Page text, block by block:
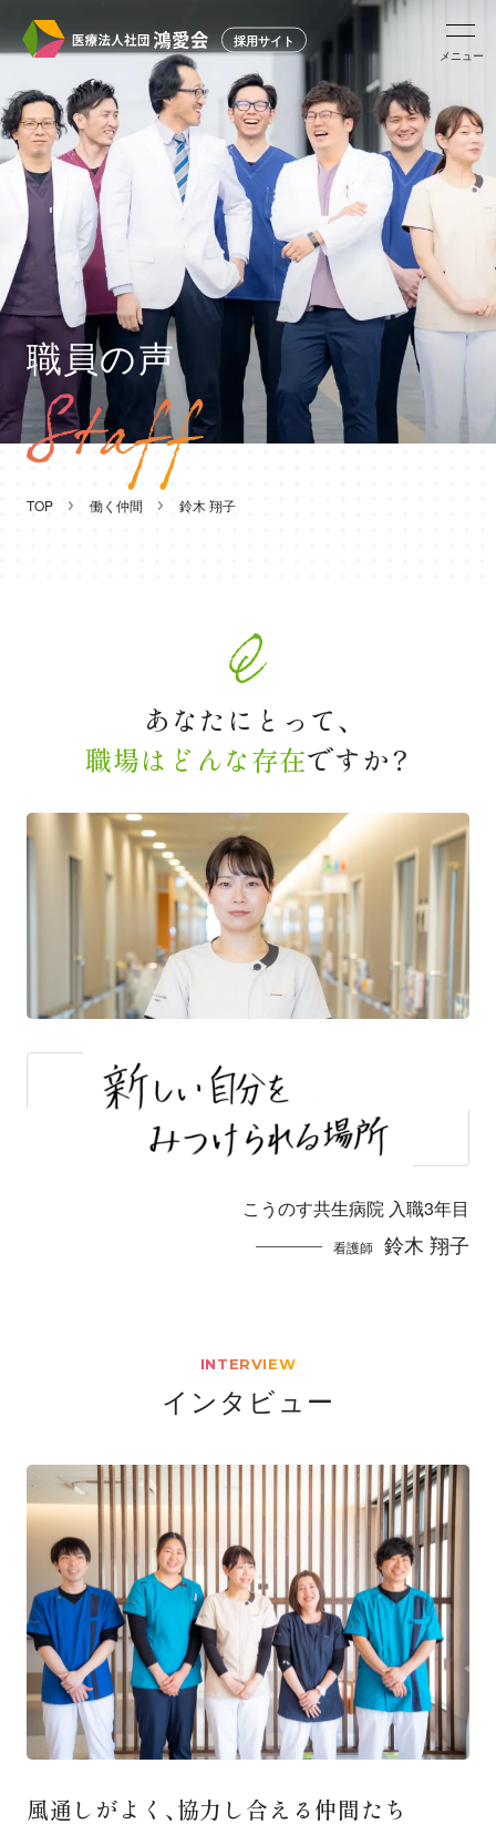
採用サイト
メニュー
職員の声
TOP 働く仲間 鈴木 翔子
あなたにとって、
職場はどんな存在ですか？
こうのす共生病院 入職3年目
看護師 鈴木 翔子
INTERVIEW
インタビュー
風通しがよく、 協力し合える仲間たち